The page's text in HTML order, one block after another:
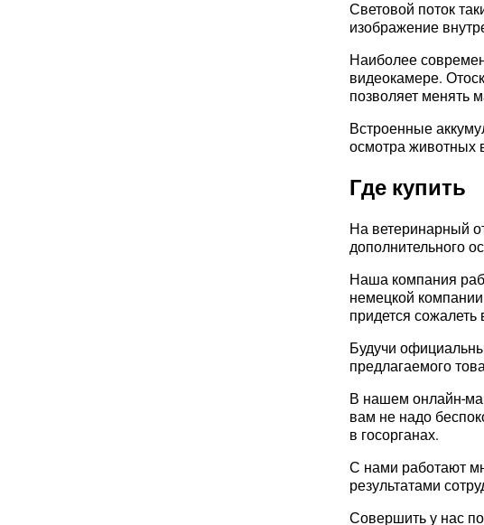
Световой поток
изображение
Наиболее
видеокамере.
позволяет менять
Встроенные
осмотра животных
Где купить
На ветеринарный
дополнительного
Наша компания
немецкой
придется сожалеть
Будучи
предлагаемого
В нашем онлайн-
вам не надо
в госорганах.
С нами работают
результатами
Совершить у нас